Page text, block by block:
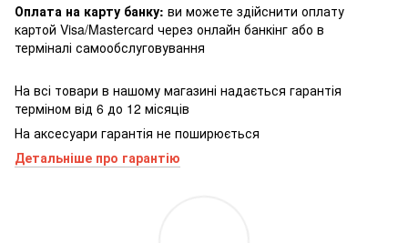
Оплата на карту банку: ви можете здійснити оплату
картой Visa/Mastercard через онлайн банкінг або в
терміналі самообслуговування
На всі товари в нашому магазині надається гарантія
терміном від 6 до 12 місяців
На аксесуари гарантія не поширюється
Детальніше про гарантію